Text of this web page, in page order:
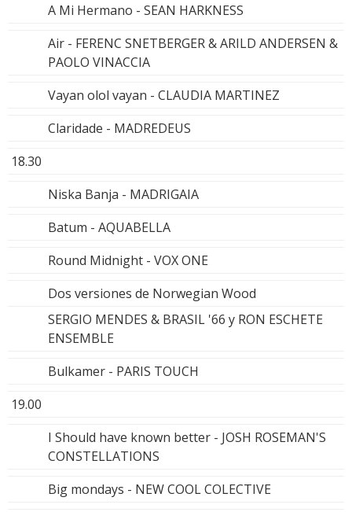
A Mi Hermano - SEAN HARKNESS
Air - FERENC SNETBERGER & ARILD ANDERSEN &
PAOLO VINACCIA
Vayan olol vayan - CLAUDIA MARTINEZ
Claridade - MADREDEUS
18.30
Niska Banja - MADRIGAIA
Batum - AQUABELLA
Round Midnight - VOX ONE
Dos versiones de Norwegian Wood
SERGIO MENDES & BRASIL '66 y RON ESCHETE
ENSEMBLE
Bulkamer - PARIS TOUCH
19.00
I Should have known better - JOSH ROSEMAN'S
CONSTELLATIONS
Big mondays - NEW COOL COLECTIVE